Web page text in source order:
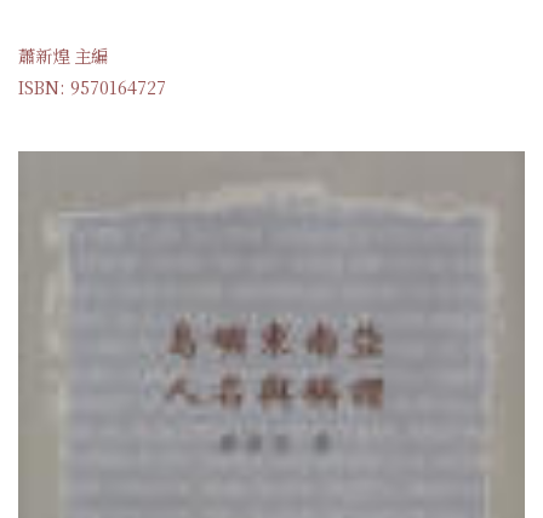
蕭新煌 主編
ISBN: 9570164727